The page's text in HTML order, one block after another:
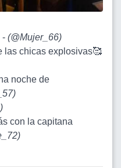
- (@Mujer_66)
las chicas explosivas🥰
noche de
)
)
con la capitana
)